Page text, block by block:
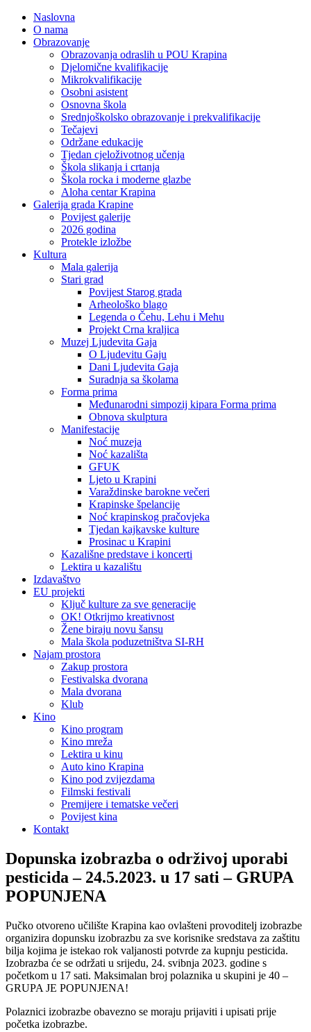
Naslovna
O nama
Obrazovanje
Obrazovanja odraslih u POU Krapina
Djelomične kvalifikacije
Mikrokvalifikacije
Osobni asistent
Osnovna škola
Srednjoškolsko obrazovanje i prekvalifikacije
Tečajevi
Održane edukacije
Tjedan cjeloživotnog učenja
Škola slikanja i crtanja
Škola rocka i moderne glazbe
Aloha centar Krapina
Galerija grada Krapine
Povijest galerije
2026 godina
Protekle izložbe
Kultura
Mala galerija
Stari grad
Povijest Starog grada
Arheološko blago
Legenda o Čehu, Lehu i Mehu
Projekt Crna kraljica
Muzej Ljudevita Gaja
O Ljudevitu Gaju
Dani Ljudevita Gaja
Suradnja sa školama
Forma prima
Međunarodni simpozij kipara Forma prima
Obnova skulptura
Manifestacije
Noć muzeja
Noć kazališta
GFUK
Ljeto u Krapini
Varaždinske barokne večeri
Krapinske špelancije
Noć krapinskog pračovjeka
Tjedan kajkavske kulture
Prosinac u Krapini
Kazališne predstave i koncerti
Lektira u kazalištu
Izdavaštvo
EU projekti
Ključ kulture za sve generacije
OK! Otkrijmo kreativnost
Žene biraju novu šansu
Mala škola poduzetništva SI-RH
Najam prostora
Zakup prostora
Festivalska dvorana
Mala dvorana
Klub
Kino
Kino program
Kino mreža
Lektira u kinu
Auto kino Krapina
Kino pod zvijezdama
Filmski festivali
Premijere i tematske večeri
Povijest kina
Kontakt
Dopunska izobrazba o održivoj uporabi
pesticida – 24.5.2023. u 17 sati – GRUPA
POPUNJENA
Pučko otvoreno učilište Krapina kao ovlašteni provoditelj izobrazbe
organizira dopunsku izobrazbu za sve korisnike sredstava za zaštitu
bilja kojima je istekao rok valjanosti potvrde za kupnju pesticida.
Izobrazba će se održati u srijedu, 24. svibnja 2023. godine s
početkom u 17 sati. Maksimalan broj polaznika u skupini je 40 –
GRUPA JE POPUNJENA!
Polaznici izobrazbe obavezno se moraju prijaviti i upisati prije
početka izobrazbe.